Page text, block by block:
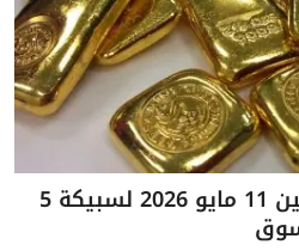
سعر الذهب اليوم الاثنين 11 مايو 2026 لسبيكة 5